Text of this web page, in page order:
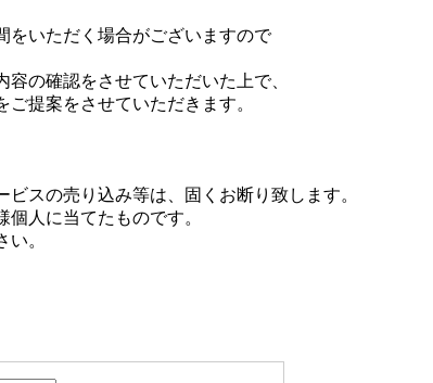
をいただく場合がございますので
の確認をさせていただいた上で、
提案をさせていただきます。
スの売り込み等は、固くお断り致します。
人に当てたものです。
。